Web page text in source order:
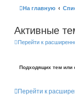
На главную
Активные
Перейти к
Подходящих тем или
Перейти к